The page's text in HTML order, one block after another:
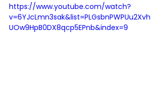
https://www.youtube.com/watch?
v=6YJcLmn3sak&list=PLGsbnPWPUu2Xvh
UOw9HpB0DX8qcp5EPnb&index=9